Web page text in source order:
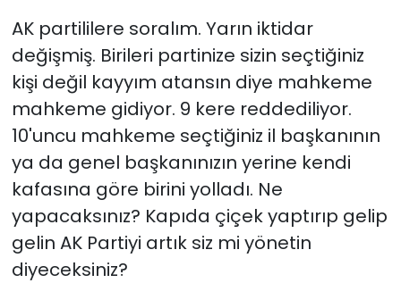
AK partililere soralım. Yarın iktidar
değişmiş. Birileri partinize sizin seçtiğiniz
kişi değil kayyım atansın diye mahkeme
mahkeme gidiyor. 9 kere reddediliyor.
10'uncu mahkeme seçtiğiniz il başkanının
ya da genel başkanınızın yerine kendi
kafasına göre birini yolladı. Ne
yapacaksınız? Kapıda çiçek yaptırıp gelip
gelin AK Partiyi artık siz mi yönetin
diyeceksiniz?